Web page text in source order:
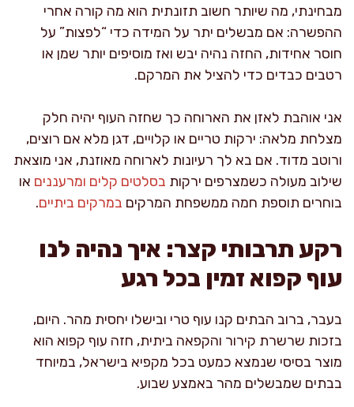
מבחינתי, מה שיותר חשוב תזונתית הוא מה קורה אחרי
ההפשרה: אם מבשלים יתר על המידה כדי “לפצות” על
חוסר אחידות, החזה נהיה יבש ואז מוסיפים יותר שמן או
רטבים כבדים כדי להציל את המרקם.
אני אוהבת לאזן את הארוחה כך שחזה העוף יהיה חלק
מצלחת מלאה: ירקות טריים או קלויים, דגן מלא אם רוצים,
ורוטב מדוד. אם בא לך רעיונות לארוחה מאוזנת, אני מוצאת
שילוב מעולה כשמצרפים ירקות בסלטים קלים ומרעננים או
בוחרים תוספת חמה ממשפחת המרקים במרקים ביתיים.
רקע תרבותי קצר: איך נהיה לנו
עוף קפוא זמין בכל רגע
בעבר, ברוב הבתים קנו עוף טרי ובישלו יחסית מהר. היום,
בזכות שרשרת קירור והקפאה ביתית, חזה עוף קפוא הוא
מוצר בסיסי שנמצא כמעט בכל מקפיא בישראל, במיוחד
בבתים שמבשלים מהר באמצע שבוע.